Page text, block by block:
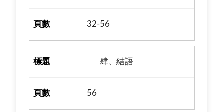
32-56
肆、結語
56